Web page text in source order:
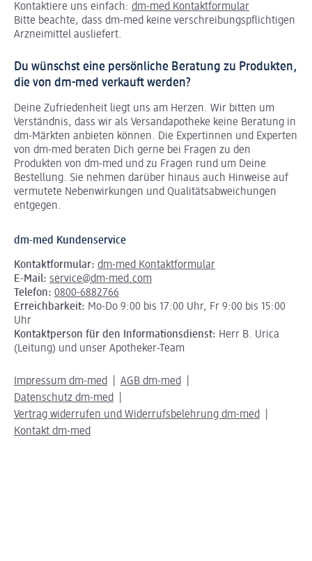
Kontaktiere uns einfach: dm-med Kontaktformular
Bitte beachte, dass dm-med keine verschreibungspflichtigen
Arzneimittel ausliefert.
Du wünschst eine persönliche Beratung zu Produkten,
die von dm-med verkauft werden?
Deine Zufriedenheit liegt uns am Herzen. Wir bitten um
Verständnis, dass wir als Versandapotheke keine Beratung in
dm-Märkten anbieten können. Die Expertinnen und Experten
von dm-med beraten Dich gerne bei Fragen zu den
Produkten von dm-med und zu Fragen rund um Deine
Bestellung. Sie nehmen darüber hinaus auch Hinweise auf
vermutete Nebenwirkungen und Qualitätsabweichungen
entgegen.
dm-med Kundenservice
Kontaktformular: dm-med Kontaktformular
E-Mail: service@dm-med.com
Telefon: 0800-6882766
Erreichbarkeit: Mo-Do 9:00 bis 17:00 Uhr, Fr 9:00 bis 15:00
Uhr
Kontaktperson für den Informationsdienst: Herr B. Urica
(Leitung) und unser Apotheker-Team
Impressum dm-med
AGB dm-med
Datenschutz dm-med
Vertrag widerrufen und Widerrufsbelehrung dm-med
Kontakt dm-med